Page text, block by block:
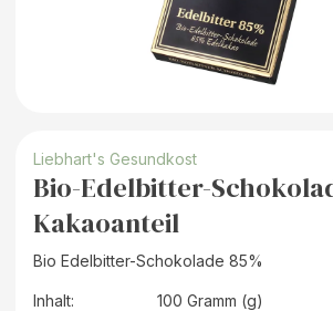
Liebhart's Gesundkost
Bio-Edelbitter-
Kakaoanteil
Bio Edelbitter-Schokolade 85%
Inhalt:
100 Gramm (g)